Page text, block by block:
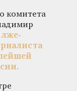
комитета
лже-